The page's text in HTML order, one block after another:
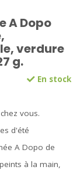
A Dopo
verdure
g.
En stock
vous.
d'été
A Dopo de
à la main,